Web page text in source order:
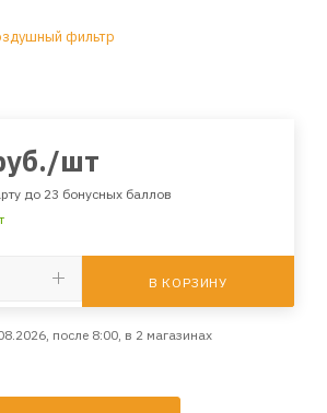
фильтр
/шт
до 23 бонусных баллов
В КОРЗИНУ
после 8:00, в 2 магазинах